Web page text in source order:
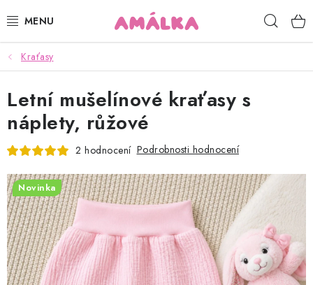
na
KOJENECKÉ, DĚTSKÉ OBLEČENÍ
ČEPICE, RUKAVICE, NÁKRČNÍKY
OSUŠKY, BRYNDÁKY, DEKY, DOPLŇKY
POUKAZY
KONTAKTY
HODNOCENÍ OBCHODU
Kraťasy
Letní mušelínové kraťasy s
náplety, růžové
2 hodnocení Podrobnosti hodnocení
Novinka